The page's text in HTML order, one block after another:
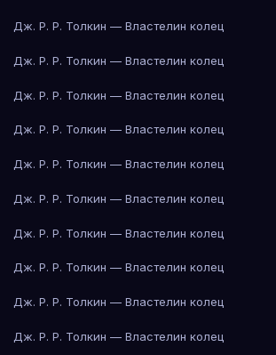
Дж. Р. Р. Толкин — Властелин колец
Дж. Р. Р. Толкин — Властелин колец
Дж. Р. Р. Толкин — Властелин колец
Дж. Р. Р. Толкин — Властелин колец
Дж. Р. Р. Толкин — Властелин колец
Дж. Р. Р. Толкин — Властелин колец
Дж. Р. Р. Толкин — Властелин колец
Дж. Р. Р. Толкин — Властелин колец
Дж. Р. Р. Толкин — Властелин колец
Дж. Р. Р. Толкин — Властелин колец